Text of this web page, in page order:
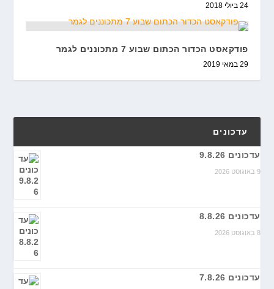
24 ביולי 2018
פודקאסט הכדור הכתום שבוע 7 מתכוננים לגמר
29 במאי 2019
עדכונים
עדכונים 9.8.26
9 באוגוסט 2026
עדכונים 8.8.26
8 באוגוסט 2026
עדכונים 7.8.26